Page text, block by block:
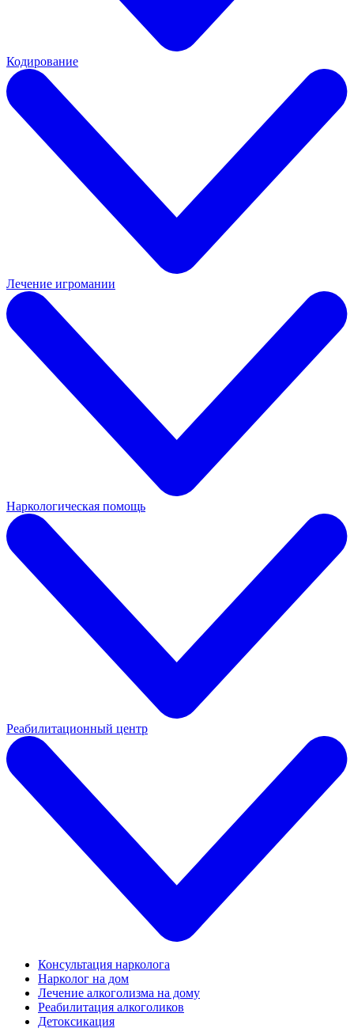
Кодирование
Лечение игромании
Наркологическая помощь
Реабилитационный центр
Консультация нарколога
Нарколог на дом
Лечение алкоголизма на дому
Реабилитация алкоголиков
Детоксикация